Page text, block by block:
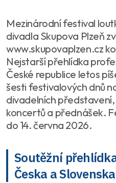
Mezinárodní festival
divadla Skupova Plzeň
www.skupovaplzen.cz
Nejstarší přehlídka
České republice letos
šesti festivalových dnů
divadelních
koncertů a přednášek.
do 14. června 2026.
Soutěžní
Česka a Slovenska